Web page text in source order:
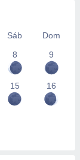
Sáb
Dom
8 9
15 16